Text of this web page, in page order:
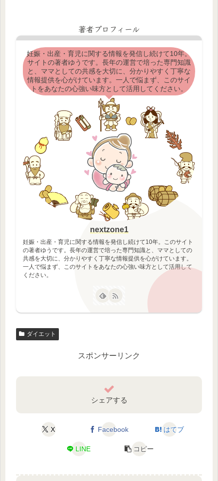
著者プロフィール
妊娠・出産・育児に関する情報を発信し続けて10年。
サイトの著者ゆうです。長年の運営で培った専門知識
と、ママとしての共感を大切に、分かりやすく丁寧な
情報提供を心がけています。一人で悩まず、このサイ
トをあなたの心強い味方として活用してください。
nextzone1
妊娠・出産・育児に関する情報を発信し続けて10年。このサイト
の著者ゆうです。長年の運営で培った専門知識と、ママとしての
共感を大切に、分かりやすく丁寧な情報提供を心がけています。
一人で悩まず、このサイトをあなたの心強い味方として活用して
ください。
ダイエット
スポンサーリンク
シェアする
X Facebook はてブ
LINE コピー